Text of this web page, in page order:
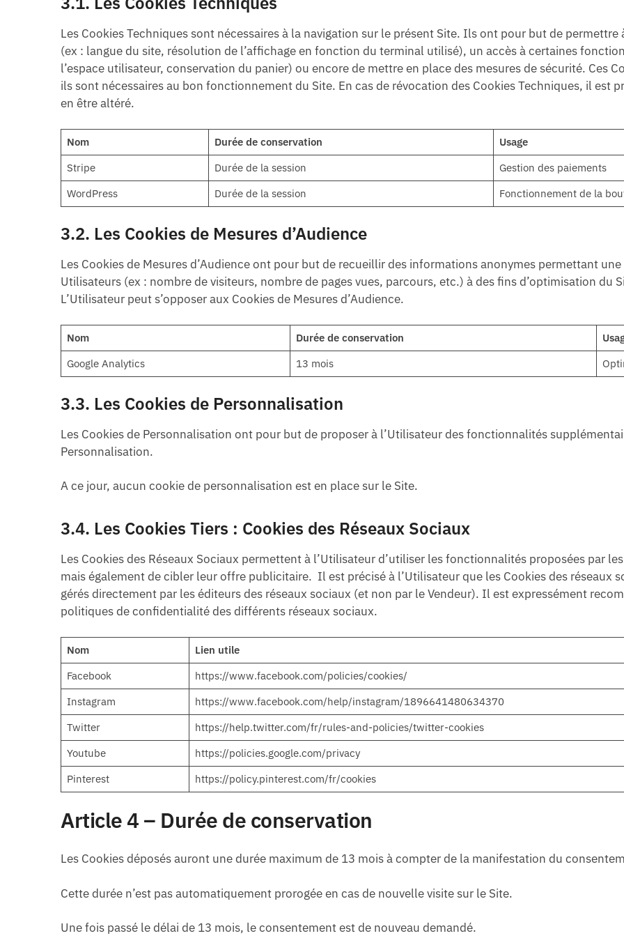
Les Cookies Techniques sont nécessaires à la navigation sur le présent Site. Ils ont pour but de
(ex : langue du site, résolution de l’affichage en fonction du terminal utilisé), un accès à certaines
l’espace utilisateur, conservation du panier) ou encore de mettre en place des mesures de sécurité. Ces
ils sont nécessaires au bon fonctionnement du Site. En cas de révocation des Cookies Techniques, il est
en être altéré.
Nom Durée de conservation
Usage
Stripe
Durée de la session
Gestion des paiements
WordPress
Durée de la session Fonctionnement de la
3.2. Les Cookies de Mesures d’Audience
Les Cookies de Mesures d’Audience ont pour but de recueillir des informations anonymes permettant
Utilisateurs (ex : nombre de visiteurs, nombre de pages vues, parcours, etc.) à des fins d’optimisation du
L’Utilisateur peut s’opposer aux Cookies de Mesures d’Audience.
Nom Durée de conservation
Google Analytics
13 mois
3.3. Les Cookies de Personnalisation
Les Cookies de Personnalisation ont pour but de proposer à l’Utilisateur des fonctionnalités
Personnalisation.
A ce jour, aucun cookie de personnalisation est en place sur le Site.
3.4. Les Cookies Tiers : Cookies des Réseaux Sociaux
Les Cookies des Réseaux Sociaux permettent à l’Utilisateur d’utiliser les fonctionnalités proposées par
mais également de cibler leur offre publicitaire. Il est précisé à l’Utilisateur que les Cookies des réseaux
gérés directement par les éditeurs des réseaux sociaux (et non par le Vendeur). Il est expressément
politiques de confidentialité des différents réseaux sociaux.
Nom
Lien utile
Facebook
https://www.facebook.com/policies/cookies/
Instagram
https://www.facebook.com/help/instagram/1896641480634370
Twitter
https://help.twitter.com/fr/rules-and-policies/twitter-cookies
Youtube
https://policies.google.com/privacy
Pinterest
https://policy.pinterest.com/fr/cookies
Article 4 – Durée de conservation
Les Cookies déposés auront une durée maximum de 13 mois à compter de la manifestation du
Cette durée n’est pas automatiquement prorogée en cas de nouvelle visite sur le Site.
Une fois passé le délai de 13 mois, le consentement est de nouveau demandé.